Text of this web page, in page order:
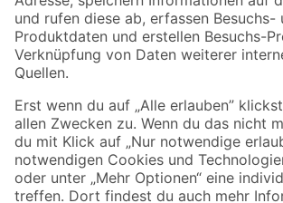
Zahlungsarten Versandarten
Sicher einkaufen
Jetzt die toom-App herunterladen